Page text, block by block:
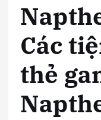
Các
thẻ